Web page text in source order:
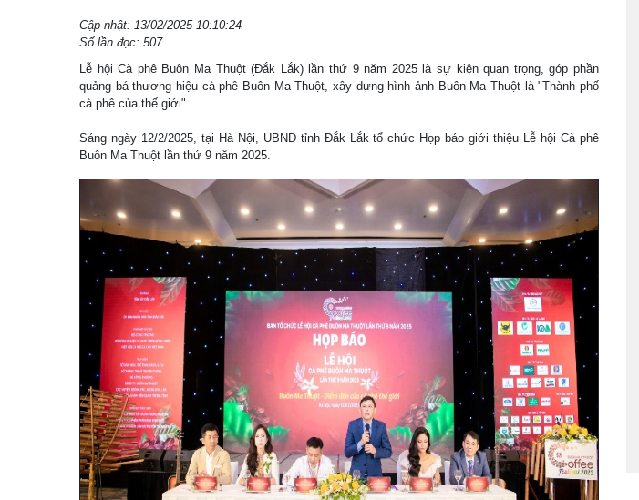
Cập nhật: 13/02/2025 10:10:24
Số lần đọc: 507
Lễ hội Cà phê Buôn Ma Thuột (Đắk Lắk) lần thứ 9 năm 2025 là sự kiện quan trọng, góp phần
quảng bá thương hiệu cà phê Buôn Ma Thuột, xây dựng hình ảnh Buôn Ma Thuột là "Thành phố
cà phê của thế giới".
Sáng ngày 12/2/2025, tại Hà Nội, UBND tỉnh Đắk Lắk tổ chức Họp báo giới thiệu Lễ hội Cà phê
Buôn Ma Thuột lần thứ 9 năm 2025.